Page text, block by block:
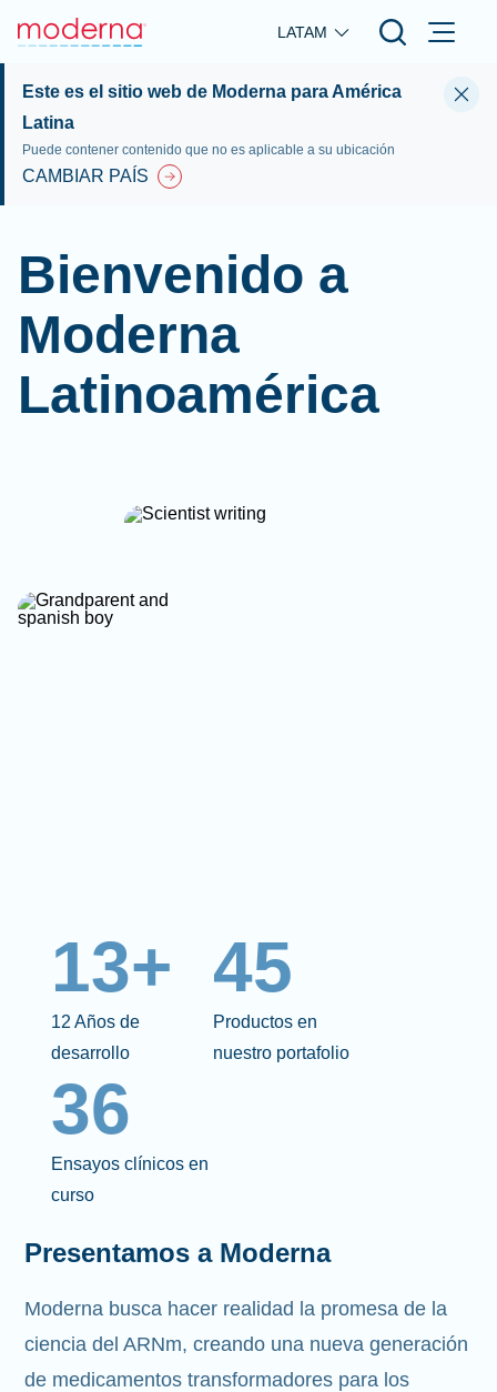
Skip to main content
LATAM
Este es el sitio web de Moderna para América
Latina
Puede contener contenido que no es aplicable a su ubicación
CAMBIAR PAÍS
Bienvenido a
Moderna
Latinoamérica
13+
12 Años de
desarrollo
45
Productos en
nuestro portafolio
36
Ensayos clínicos en
curso
Presentamos a Moderna
Moderna busca hacer realidad la promesa de la
ciencia del ARNm, creando una nueva generación
de medicamentos transformadores para los